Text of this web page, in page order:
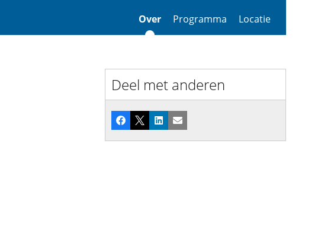
Over Programma Locatie
Deel met anderen
Facebook
X LinkedInE-mail